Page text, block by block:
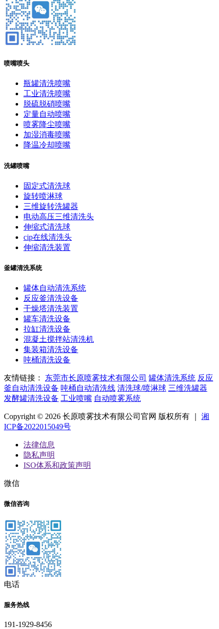
喷嘴喷头
瓶罐清洗喷嘴
工业清洗喷嘴
脱硫脱硝喷嘴
定量自动喷嘴
喷雾降尘喷嘴
加湿消毒喷嘴
降温冷却喷嘴
洗罐喷嘴
固定式清洗球
旋转喷淋球
三维旋转洗罐器
电动高压三维清洗头
伸缩式清洗球
cip在线清洗头
伸缩清洗装置
釜罐清洗系统
罐体自动清洗系统
反应釜清洗设备
干燥塔清洗装置
罐车清洗设备
拉缸清洗设备
混凝土搅拌站清洗机
集装箱清洗设备
吨桶清洗设备
友情链接： 东莞市长原喷雾技术有限公司 罐体清洗系统 反应
釜自动清洗设备 吨桶自动清洗线 清洗球/喷淋球 三维洗罐器
发酵罐清洗设备 工业喷嘴 自动喷雾系统
Copyright © 2026 长原喷雾技术有限公司官网 版权所有 ｜ 湘
ICP备2022015049号
法律信息
隐私声明
ISO体系和政策声明
微信
微信咨询
电话
服务热线
191-1929-8456